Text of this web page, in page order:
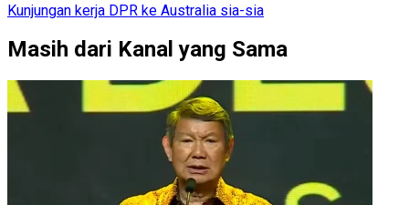
Kunjungan kerja DPR ke Australia sia-sia
Masih dari Kanal yang Sama